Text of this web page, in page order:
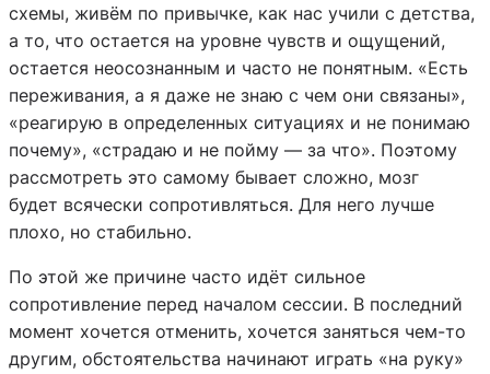
схемы, живём по привычке, как нас учили с детства,
а то, что остается на уровне чувств и ощущений,
остается неосознанным и часто не понятным. «Есть
переживания, а я даже не знаю с чем они связаны»,
«реагирую в определенных ситуациях и не понимаю
почему», «страдаю и не пойму — за что». Поэтому
рассмотреть это самому бывает сложно, мозг
будет всячески сопротивляться. Для него лучше
плохо, но стабильно.
По этой же причине часто идёт сильное
сопротивление перед началом сессии. В последний
момент хочется отменить, хочется заняться чем-то
другим, обстоятельства начинают играть «на руку»